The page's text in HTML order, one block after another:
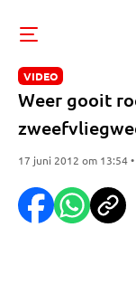
VIDEO
Weer gooit
17 juni 2012 om 13:54